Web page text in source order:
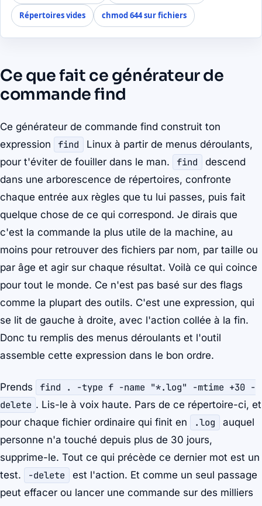
Répertoires vides chmod 644 sur fichiers
Ce que fait ce générateur de
commande find
Ce générateur de commande find construit ton
expression
find
Linux à partir de menus déroulants,
pour t'éviter de fouiller dans le man.
find
descend
dans une arborescence de répertoires, confronte
chaque entrée aux règles que tu lui passes, puis fait
quelque chose de ce qui correspond. Je dirais que
c'est la commande la plus utile de la machine, au
moins pour retrouver des fichiers par nom, par taille ou
par âge et agir sur chaque résultat. Voilà ce qui coince
pour tout le monde. Ce n'est pas basé sur des flags
comme la plupart des outils. C'est une expression, qui
se lit de gauche à droite, avec l'action collée à la fin.
Donc tu remplis des menus déroulants et l'outil
assemble cette expression dans le bon ordre.
Prends
find . -type f -name "*.log" -mtime +30 -
delete . Lis-le à voix haute. Pars de ce répertoire-ci, et
pour chaque fichier ordinaire qui finit en
.log
auquel
personne n'a touché depuis plus de 30 jours,
supprime-le. Tout ce qui précède ce dernier mot est un
test.
-delete
est l'action. Et comme un seul passage
peut effacer ou lancer une commande sur des milliers